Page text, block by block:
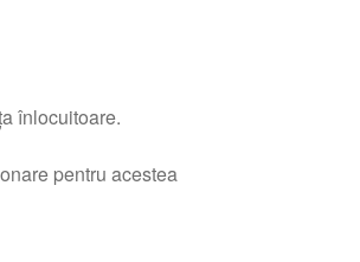
înlocuitoare.
pentru acestea